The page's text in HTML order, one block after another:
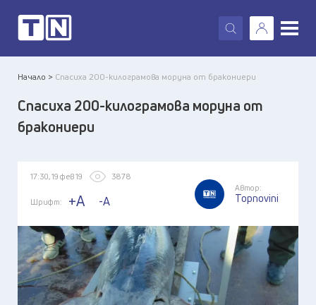
X
Начало > Спасиха 200-килограмова моруна от бракониери
Спасиха 200-килограмова моруна от
бракониери
17:30, 19 фев 19 3878
Шрифт: +A -A
Автор:
Topnovini